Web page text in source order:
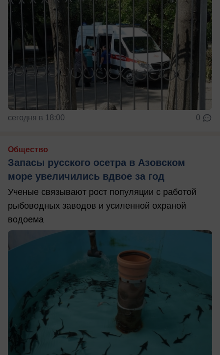
сегодня в 18:00 0
Общество
Запасы русского осетра в Азовском
море увеличились вдвое за год
Ученые связывают рост популяции с работой
рыбоводных заводов и усиленной охраной
водоема